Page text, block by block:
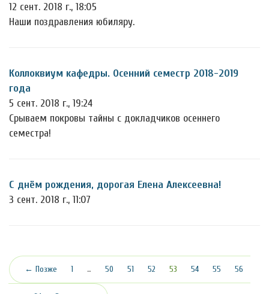
12 сент. 2018 г., 18:05
Наши поздравления юбиляру.
Коллоквиум кафедры. Осенний семестр 2018-2019
года
5 сент. 2018 г., 19:24
Срываем покровы тайны с докладчиков осеннего
семестра!
С днём рождения, дорогая Елена Алексеевна!
3 сент. 2018 г., 11:07
← Позже 1 … 50 51 52 53 (текущая)
54 55 56